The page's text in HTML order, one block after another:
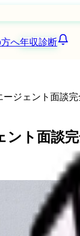
へ年収診断
ジェント面談
ト面談